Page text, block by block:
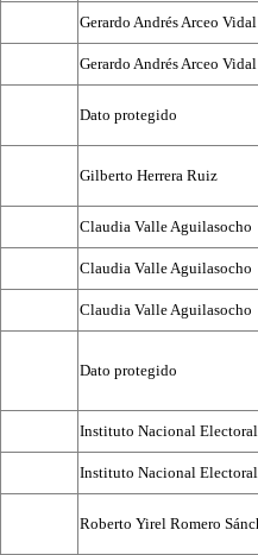
Gerardo Andrés Arceo Vidal
Gerardo Andrés Arceo Vidal
Dato protegido
Gilberto Herrera Ruiz
Claudia Valle Aguilasocho
Claudia Valle Aguilasocho
Claudia Valle Aguilasocho
Dato protegido
Instituto Nacional Electoral
Instituto Nacional Electoral
Roberto Yirel Romero